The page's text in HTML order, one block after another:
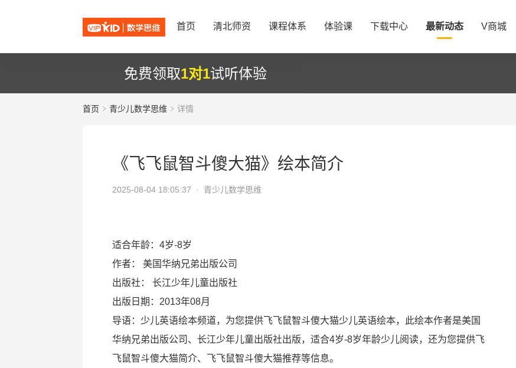
首页 清北师资 课程体系 体验课 下载中心 最新动态 V商城
免费领取1对1试听体验
首页 青少儿数学思维 详情
《飞飞鼠智斗傻大猫》绘本简介
2025-08-04 18:05:37 · 青少儿数学思维
适合年龄：4岁-8岁
作者：
美国华纳兄弟出版公司
出版社：
长江少年儿童出版社
出版日期：2013年08月
导语：少儿英语绘本频道，为您提供飞飞鼠智斗傻大猫少儿英语绘本，此绘本作者是美国
华纳兄弟出版公司、长江少年儿童出版社出版，适合4岁-8岁年龄少儿阅读，还为您提供飞
飞鼠智斗傻大猫简介、飞飞鼠智斗傻大猫推荐等信息。